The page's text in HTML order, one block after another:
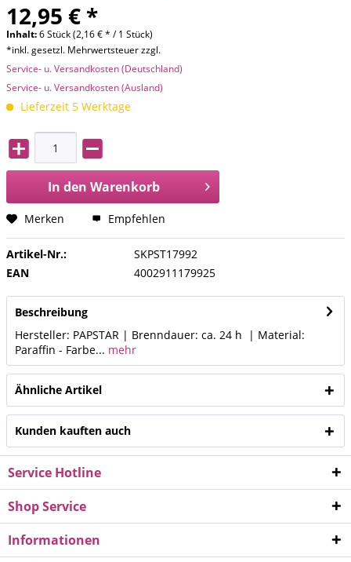
12,95 € *
Inhalt:6 Stück (2,16 € * / 1 Stück)
*inkl. gesetzl. Mehrwertsteuer zzgl.
Service- u. Versandkosten (Deutschland)
Service- u. Versandkosten (Ausland)
Lieferzeit 5 Werktage
In den Warenkorb
Merken Empfehlen
Artikel-Nr.:
SKPST17992
EAN
4002911179925
Beschreibung
Hersteller: PAPSTAR | Brenndauer: ca. 24 h | Material:
Paraffin - Farbe... mehr
Ähnliche Artikel
Kunden kauften auch
Service Hotline
Shop Service
Informationen